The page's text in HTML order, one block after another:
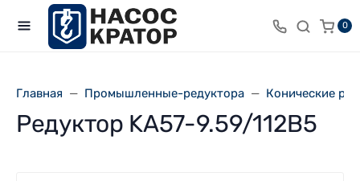
0
Главная Промышленные-редуктора Конические
Редуктор KA57-9.59/112В5